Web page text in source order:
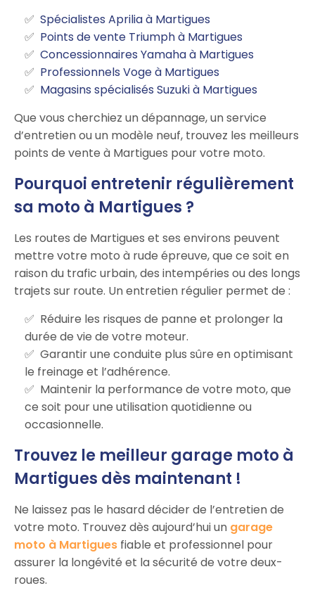
Spécialistes Aprilia à Martigues
Points de vente Triumph à Martigues
Concessionnaires Yamaha à Martigues
Professionnels Voge à Martigues
Magasins spécialisés Suzuki à Martigues
Que vous cherchiez un dépannage, un service
d’entretien ou un modèle neuf, trouvez les meilleurs
points de vente à Martigues pour votre moto.
Pourquoi entretenir régulièrement
sa moto à Martigues ?
Les routes de Martigues et ses environs peuvent
mettre votre moto à rude épreuve, que ce soit en
raison du trafic urbain, des intempéries ou des longs
trajets sur route. Un entretien régulier permet de :
Réduire les risques de panne et prolonger la
durée de vie de votre moteur.
Garantir une conduite plus sûre en optimisant
le freinage et l’adhérence.
Maintenir la performance de votre moto, que
ce soit pour une utilisation quotidienne ou
occasionnelle.
Trouvez le meilleur garage moto à
Martigues dès maintenant !
Ne laissez pas le hasard décider de l’entretien de
votre moto. Trouvez dès aujourd’hui un garage
moto à Martigues fiable et professionnel pour
assurer la longévité et la sécurité de votre deux-
roues.